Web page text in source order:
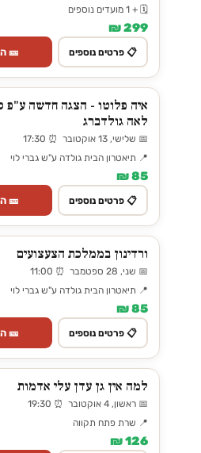
🗓️ + 1 מועדים נוספים
299 ₪
📋 פרטים נוספים 🎫
איה פלוטו - הצגה חדשה
לאה גולדברג
📅 שלישי, 13 אוקטובר ⏰ 17:30
📍 תיאטרון הבית גולדה ע"ש גברי לוי
85 ₪
📋 פרטים נוספים 🎫
ורדינון בממלכת הצעצועים
📅 שני, 28 ספטמבר ⏰ 11:00
📍 תיאטרון הבית גולדה ע"ש גברי לוי
85 ₪
📋 פרטים נוספים 🎫
למה אין גן עדן עלי אדמות
📅 ראשון, 4 אוקטובר ⏰ 19:30
📍 שרת פתח תקווה
126 ₪